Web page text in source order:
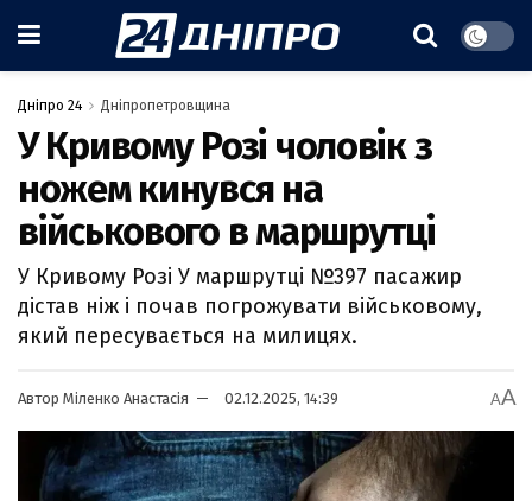
Дніпро 24 Дніпропетровщина
У Кривому Розі чоловік з
ножем кинувся на
військового в маршрутці
У Кривому Розі У маршрутці №397 пасажир
дістав ніж і почав погрожувати військовому,
який пересувається на милицях.
Автор Міленко Анастасія 02.12.2025, 14:39 AA